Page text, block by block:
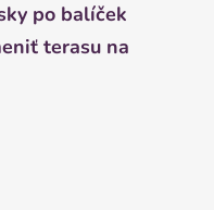
po balíček
terasu na